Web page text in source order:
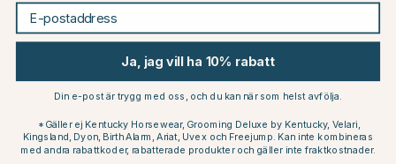
Kundservice
Kontakta oss
Information
Black Friday
Karriär
E-postaddress
Ja, jag vill ha 10% rabatt
Din e-post är trygg med oss, och du kan när som helst avfölja.
*Gäller ej Kentucky Horsewear, Grooming Deluxe by Kentucky, Velari,
Kingsland, Dyon, Birth Alarm, Ariat, Uvex och Freejump. Kan inte kombineras
med andra rabattkoder, rabatterade produkter och gäller inte fraktkostnader.